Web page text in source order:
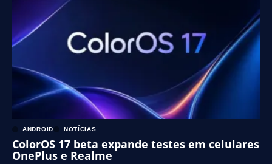
ANDROID NOTÍCIAS
ColorOS 17 beta expande testes em celulares
OnePlus e Realme